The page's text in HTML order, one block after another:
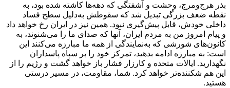
بذر هرج‌ومرج، وحشت و آشفتگی که دهه‌ها کاشته شده بود، به
نقطه ضعف بزرگی تبدیل شد که سقوطش به‌دلیل سطح فساد
داخلی خودش، قابل پیش‌گیری نبود. همین نیز در ایران رخ خواهد داد
و پیام امروز من به مردم ایران، آنها که صدای ما را می‌شنوند، به
کانون‌های شورشی که به‌نمایندگی از همه ما مبارزه می‌کنند این
است: به مبارزه ادامه بدهید، تمرکز خود را بر سپاه پاسداران
نگهدارید. ایالات متحده و کارزار فشار باز خواهد گشت و رژیم را از
این هم شکننده‌تر خواهد کرد. شما، مقاومت، در مسیر درستی
هستید.